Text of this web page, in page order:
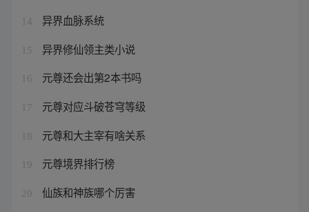
14 异界血脉系统
15 异界修仙领主类小说
16 元尊还会出第2本书吗
17 元尊对应斗破苍穹等级
18 元尊和大主宰有啥关系
19 元尊境界排行榜
20 仙族和神族哪个厉害